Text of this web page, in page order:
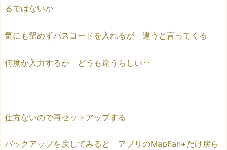
るではないか
気にも留めずパスコードを入れるが 違うと言ってくる
何度か入力するが どうも違うらしい･･
仕方ないので再セットアップする
バックアップを戻してみると アプリのMapFan+だけ戻ら